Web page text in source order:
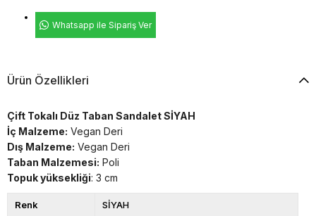
Whatsapp ile Sipariş Ver
Ürün Özellikleri
Çift Tokalı Düz Taban Sandalet SİYAH
İç Malzeme: Vegan Deri
Dış Malzeme: Vegan Deri
Taban Malzemesi: Poli
Topuk yüksekliği: 3 cm
Renk SİYAH